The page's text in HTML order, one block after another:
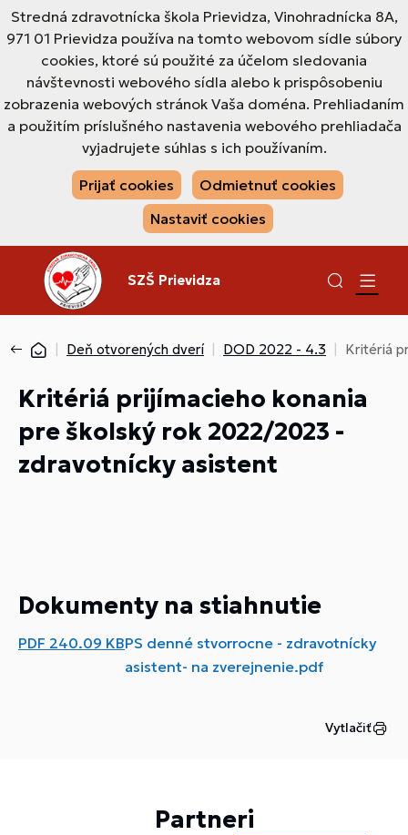
Stredná zdravotnícka škola Prievidza, Vinohradnícka 8A,
971 01 Prievidza používa na tomto webovom sídle súbory
cookies, ktoré sú použité za účelom sledovania
návštevnosti webového sídla alebo k prispôsobeniu
zobrazenia webových stránok Vaša doména. Prehliadaním
a použitím príslušného nastavenia webového prehliadača
vyjadrujete súhlas s ich používaním.
Prijať cookies
Odmietnuť cookies
Nastaviť cookies
SZŠ Prievidza
Deň otvorených dverí DOD 2022 - 4.3 Kritériá
Kritériá prijímacieho konania
pre školský rok 2022/2023 -
zdravotnícky asistent
Dokumenty na stiahnutie
PDF 240.09 KBPS denné stvorrocne - zdravotnícky
asistent- na zverejnenie.pdf
Vytlačiť
Partneri